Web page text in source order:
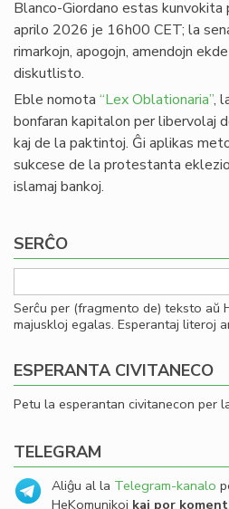
Blanco-Giordano estas
aprilo 2026 je 16h00 CET; la
rimarkojn, apogojn, amendojn
diskutlisto.
Eble nomota “Lex Oblationaria”,
bonfaran kapitalon per libervolaj
kaj de la paktintoj. Ĝi aplikas
sukcese de la protestanta
islamaj bankoj.
SERĈO
Serĉu per (fragmento de) teksto aŭ
majuskloj egalas. Esperantaj literoj
ESPERANTA CIVITANECO
Petu la esperantan civitanecon per
TELEGRAM
Aliĝu al la Telegram-kanalo
HeKomunikoj kaj por